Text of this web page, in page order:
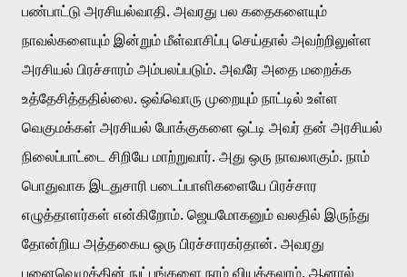
பண்பாட்டு அரசியல்வாதி. அவரது பல கதைகளையும்
நாவல்களையும் இன்றும் மீள்வாசிப்பு செய்தால் அவற்றிலுள்ள
அரசியல் பிரச்சாரம் அம்பலப்படும். அவரே அதை மறைக்க
உத்தேசித்ததில்லை. ஒவ்வொரு முறையும் நாட்டில் உள்ள
வெகுமக்கள் அரசியல் போக்குகளை ஒட்டி அவர் தன் அரசியல்
நிலைப்பாட்டை சிறியே மாற்றுவார். அது ஒரு நாவலாகும். நாம்
பொதுவாக இடதுசாரி படைப்பாளிகளையே பிரச்சார
எழுத்தாளர்கள் என்கிறோம். ஜெயமோகனும் வலதில் இருந்து
தோன்றிய அத்தகைய ஒரு பிரச்சாரகர்தான். அவரது
புனைவெழுத்தின் நுட்பங்களை நாம் வியக்கலாம், ஆனால்